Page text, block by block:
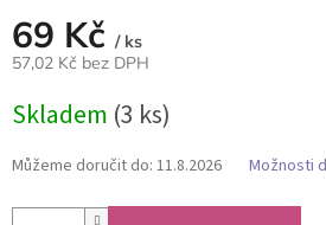
69 Kč / ks
57,02 Kč bez DPH
cena:
Skladem (3 ks)
Můžeme doručit do: 11.8.2026 Možnosti